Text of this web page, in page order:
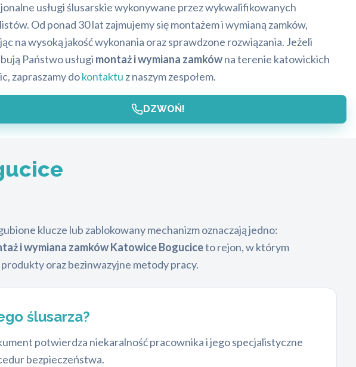
usługi ślusarskie wykonywane przez wykwalifikowanych
Od ponad 30 lat zajmujemy się montażem i wymianą zamków,
na wysoką jakość wykonania oraz sprawdzone rozwiązania. Jeżeli
Państwo usługi montaż i wymiana zamkówna terenie katowickich
zapraszamy dokontaktu z naszym zespołem.
DZWOŃ!
klucze lub zablokowany mechanizm oznaczają jedno:
i wymiana zamków Katowice Boguciceto rejon, w którym
oraz bezinwazyjne metody pracy.
ślusarza?
potwierdza niekaralność pracownika i jego specjalistyczne
bezpieczeństwa.